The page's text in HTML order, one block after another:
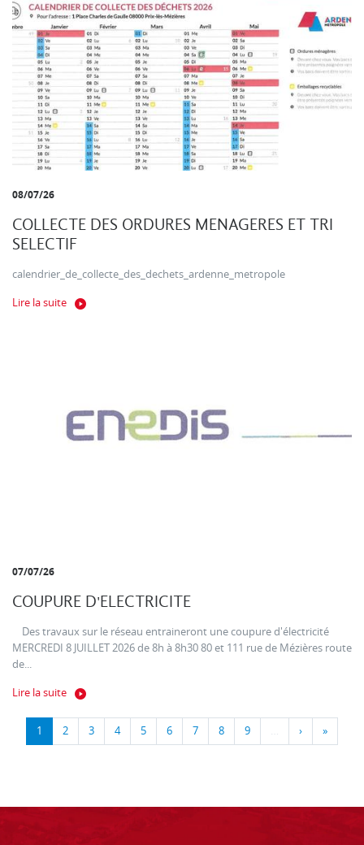
08/07/26
COLLECTE DES ORDURES MENAGERES ET TRI
SELECTIF
calendrier_de_collecte_des_dechets_ardenne_metropole
Lire la suite
07/07/26
COUPURE D'ELECTRICITE
Des travaux sur le réseau entraineront une coupure d'électricité
MERCREDI 8 JUILLET 2026 de 8h à 8h30 80 et 111 rue de Mézières route
de...
Lire la suite
1 2 3 4 5 6 7 8 9 … › »